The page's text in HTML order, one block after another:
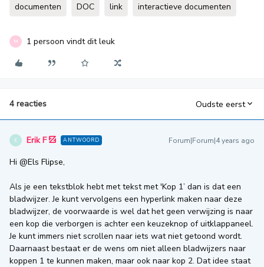
documenten DOC link interactieve documenten
M 1 persoon vindt dit leuk
4 reacties Oudste eerst
E Erik F ANTWOORD Forum|Forum|4 years ago
Hi @Els Flipse,
Als je een tekstblok hebt met tekst met 'Kop 1’ dan is dat een
bladwijzer. Je kunt vervolgens een hyperlink maken naar deze
bladwijzer, de voorwaarde is wel dat het geen verwijzing is naar
een kop die verborgen is achter een keuzeknop of uitklappaneel.
Je kunt immers niet scrollen naar iets wat niet getoond wordt.
Daarnaast bestaat er de wens om niet alleen bladwijzers naar
koppen 1 te kunnen maken, maar ook naar kop 2. Dat idee staat